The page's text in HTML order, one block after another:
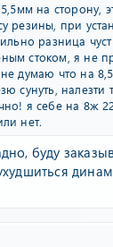
на сторону,
резины, при
разница
стоком, я не
думаю что на
сунуть, налезти
я себе на 8ж
нет.
буду